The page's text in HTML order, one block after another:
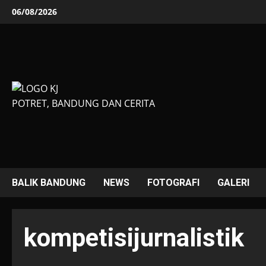
Skip06/08/2026
POTRET, BANDUNG DAN CERITA
BALIK BANDUNG NEWS FOTOGRAFI GALERI
kompetisijurnalistik